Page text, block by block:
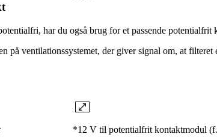
har du også brug for et passende potentialfrit
på ventilationssystemet, der giver signal om, at filteret
*12 V til potentialfrit kontaktmodul